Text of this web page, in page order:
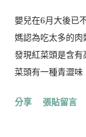
嬰兒在6月大後已
媽認為吃太多的肉
發現紅菜頭是含
菜頭有一種青澀
1/3個，視乎其大
分享 張貼留言